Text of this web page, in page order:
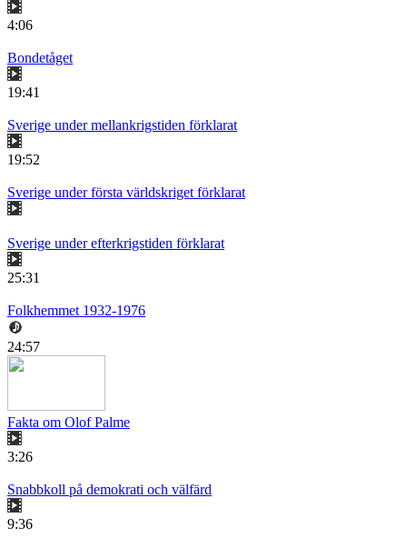
4:06
Bondetåget
19:41
Sverige under mellankrigstiden förklarat
19:52
Sverige under första världskriget förklarat
Sverige under efterkrigstiden förklarat
25:31
Folkhemmet 1932-1976
24:57
Fakta om Olof Palme
3:26
Snabbkoll på demokrati och välfärd
9:36